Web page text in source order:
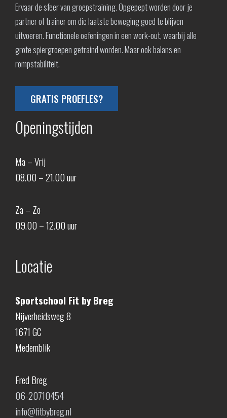
Ervaar de sfeer van groepstraining. Opgepept worden door je
partner of trainer om die laatste beweging goed te blijven
uitvoeren. Functionele oefeningen in een work-out, waarbij alle
grote spiergroepen getraind worden. Maar ook balans en
rompstabiliteit.
GRATIS PROEFLES?
Openingstijden
Ma – Vrij
08.00 – 21.00 uur
Za – Zo
09.00 – 12.00 uur
Locatie
Sportschool Fit by Breg
Nijverheidsweg 8
1671 GC
Medemblik
Fred Breg
06-20710454
info@fitbybreg.nl